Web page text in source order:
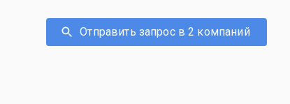
Отправить запрос в 2 компаний